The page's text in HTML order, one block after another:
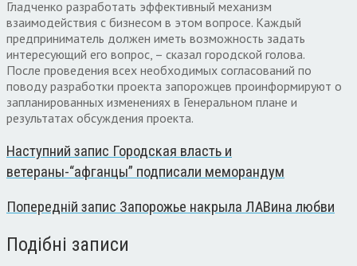
Гладченко разработать эффективный механизм
взаимодействия с бизнесом в этом вопросе. Каждый
предприниматель должен иметь возможность задать
интересующий его вопрос, – сказал городской голова.
После проведения всех необходимых согласований по
поводу разработки проекта запорожцев проинформируют о
запланированных изменениях в Генеральном плане и
результатах обсуждения проекта.
Наступний запис Городская власть и
ветераны-“афганцы” подписали меморандум
Попередній запис Запорожье накрыла ЛАВина любви
Подібні записи